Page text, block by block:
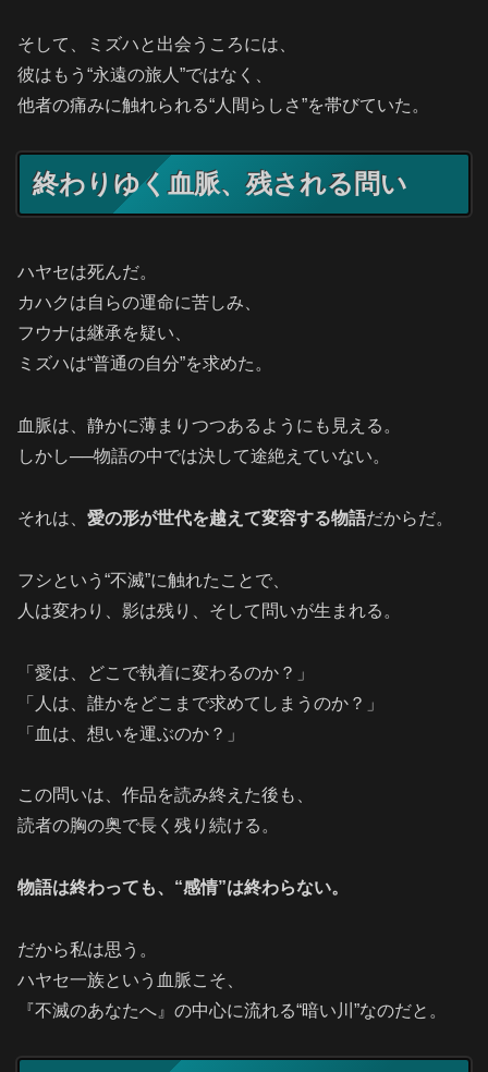
そして、ミズハと出会うころには、
彼はもう“永遠の旅人”ではなく、
他者の痛みに触れられる“人間らしさ”を帯びていた。
終わりゆく血脈、残される問い
ハヤセは死んだ。
カハクは自らの運命に苦しみ、
フウナは継承を疑い、
ミズハは“普通の自分”を求めた。
血脈は、静かに薄まりつつあるようにも見える。
しかし──物語の中では決して途絶えていない。
それは、 愛の形が世代を越えて変容する物語だからだ。
フシという“不滅”に触れたことで、
人は変わり、影は残り、そして問いが生まれる。
「愛は、どこで執着に変わるのか？」
「人は、誰かをどこまで求めてしまうのか？」
「血は、想いを運ぶのか？」
この問いは、作品を読み終えた後も、
読者の胸の奥で長く残り続ける。
物語は終わっても、“感情”は終わらない。
だから私は思う。
ハヤセ一族という血脈こそ、
『不滅のあなたへ』の中心に流れる“暗い川”なのだと。